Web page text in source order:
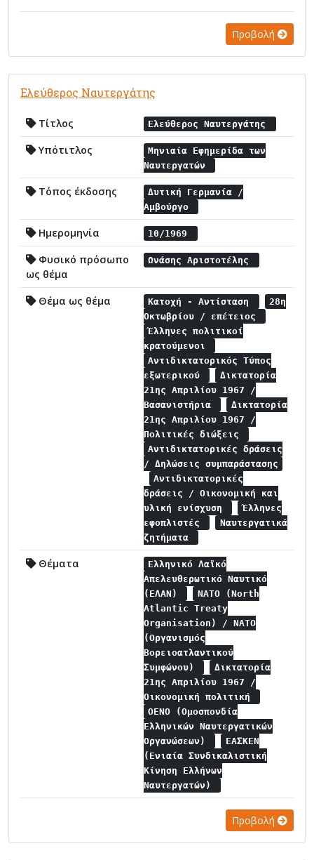
Προβολή
Ελεύθερος Ναυτεργάτης
Τίτλος Ελεύθερος Ναυτεργάτης
Υπότιτλος
Μηνιαία Εφημερίδα των
Ναυτεργατών
Τόπος έκδοσης
Δυτική Γερμανία /
Αμβούργο
Ημερομηνία 10/1969
Φυσικό πρόσωπο
ως θέμα
Ωνάσης Αριστοτέλης
Θέμα ως θέμα Κατοχή - Αντίσταση
28η
Οκτωβρίου / επέτειος
Έλληνες πολιτικοί
κρατούμενοι
Αντιδικτατορικός Τύπος
εξωτερικού
Δικτατορία
21ης Απριλίου 1967 /
Βασανιστήρια
Δικτατορία
21ης Απριλίου 1967 /
Πολιτικές διώξεις
Αντιδικτατορικές δράσεις
/ Δηλώσεις συμπαράστασης
Αντιδικτατορικές
δράσεις / Οικονομική και
υλική ενίσχυση
Έλληνες
εφοπλιστές
Ναυτεργατικά
ζητήματα
Θέματα
Ελληνικό Λαϊκό
Απελευθερωτικό Ναυτικό
(ΕΛΑΝ)
NATO (North
Atlantic Treaty
Organisation) / NATO
(Οργανισμός
Βορειοατλαντικού
Συμφώνου)
Δικτατορία
21ης Απριλίου 1967 /
Οικονομική πολιτική
ΟΕΝΟ (Ομοσπονδία
Ελληνικών Ναυτεργατικών
Οργανώσεων)
ΕΑΣΚΕΝ
(Ενιαία Συνδικαλιστική
Κίνηση Ελλήνων
Ναυτεργατών)
Προβολή